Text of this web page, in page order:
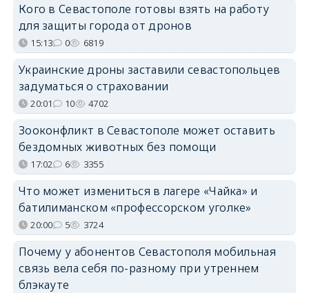
Кого в Севастополе готовы взять на работу
для защиты города от дронов
15:13 0 6819
Украинские дроны заставили севастопольцев
задуматься о страховании
20:01 10 4702
Зооконфликт в Севастополе может оставить
бездомных животных без помощи
17:02 6 3355
Что может измениться в лагере «Чайка» и
батилиманском «профессорском уголке»
20:00 5 3724
Почему у абонентов Севастополя мобильная
связь вела себя по-разному при утреннем
блэкауте